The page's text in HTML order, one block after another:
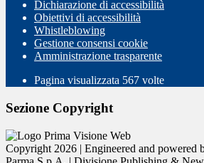
Dichiarazione di accessibilità
Obiettivi di accessibilità
Whistleblowing
Gestione consensi cookie
Amministrazione trasparente
Pagina visualizzata 567 volte
Sezione Copyright
Copyright 2026 | Engineered and powered